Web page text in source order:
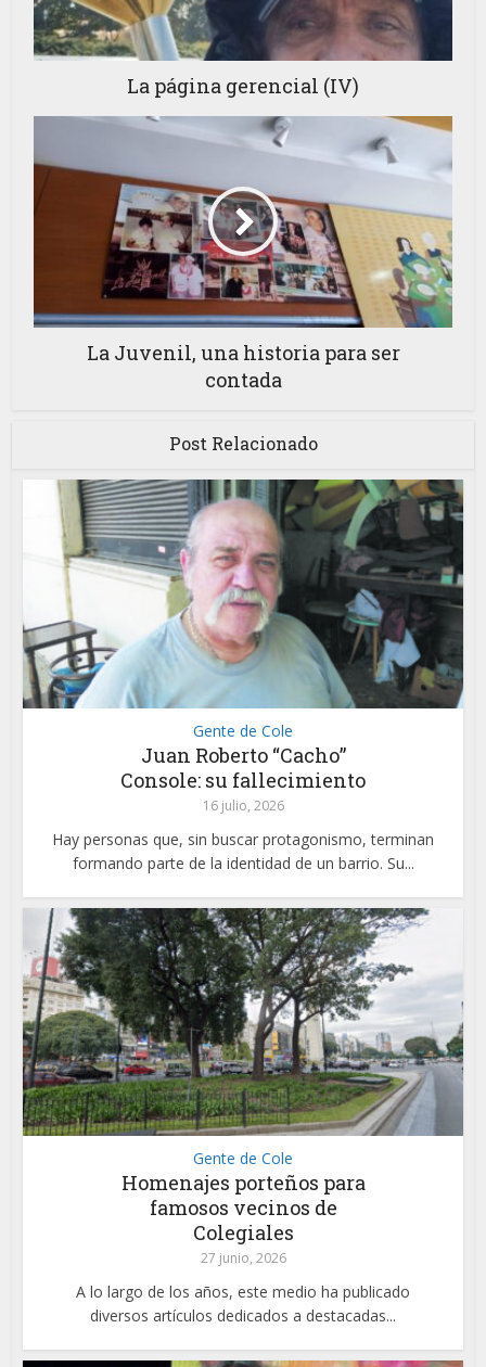
La página gerencial (IV)
La Juvenil, una historia para ser
contada
Post Relacionado
Gente de Cole
Juan Roberto “Cacho”
Console: su fallecimiento
16 julio, 2026
Hay personas que, sin buscar protagonismo, terminan
formando parte de la identidad de un barrio. Su...
Gente de Cole
Homenajes porteños para
famosos vecinos de
Colegiales
27 junio, 2026
A lo largo de los años, este medio ha publicado
diversos artículos dedicados a destacadas...